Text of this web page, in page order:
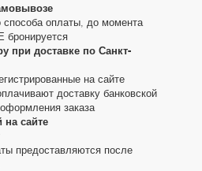
способа оплаты, до момента
бронируется
при доставке по Санкт-
на сайте
доставку банковской
заказа
на сайте
предоставляются после